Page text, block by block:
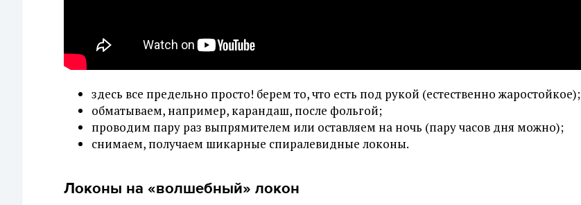
здесь все предельно просто! берем то, что есть под рукой (естественно жаростойкое);
обматываем, например, карандаш, после фольгой;
проводим пару раз выпрямителем или оставляем на ночь (пару часов дня можно);
снимаем, получаем шикарные спиралевидные локоны.
Локоны на «волшебный» локон